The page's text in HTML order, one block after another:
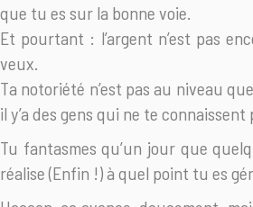
que tu es sur la bonne voie.
Et pourtant : l’argent n’est pas
veux.
Ta notoriété n’est pas au niveau
il y’a des gens qui ne te connaissent
Tu fantasmes qu’un jour que
réalise (Enfin !) à quel point tu es